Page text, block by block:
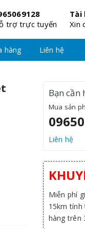
trợ trực tuyến
Tài
Xin
hàng Liên hệ
Bạn cần
Mua sản
Liên hệ
Miễn phí
15km
hàng trên